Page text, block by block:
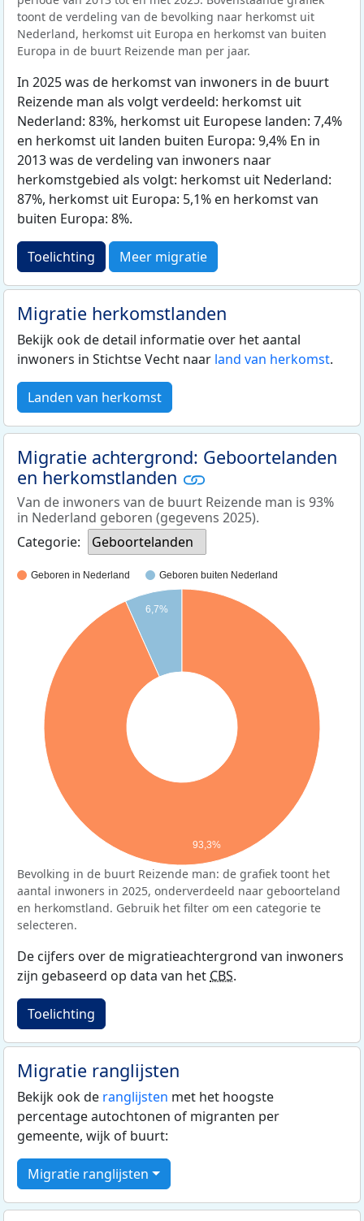
toont de verdeling van de bevolking naar herkomst uit
Nederland, herkomst uit Europa en herkomst van buiten
Europa in de buurt Reizende man per jaar.
In 2025 was de herkomst van inwoners in de buurt
Reizende man als volgt verdeeld: herkomst uit
Nederland: 83%, herkomst uit Europese landen: 7,4%
en herkomst uit landen buiten Europa: 9,4% En in
2013 was de verdeling van inwoners naar
herkomstgebied als volgt: herkomst uit Nederland:
87%, herkomst uit Europa: 5,1% en herkomst van
buiten Europa: 8%.
Toelichting Meer migratie
Migratie herkomstlanden
Bekijk ook de detail informatie over het aantal
inwoners in Stichtse Vecht naar land van herkomst.
Landen van herkomst
Migratie achtergrond: Geboortelanden
en herkomstlanden
Van de inwoners van de buurt Reizende man is 93%
in Nederland geboren (gegevens 2025).
Categorie:
Geboortelanden
Geboren in Nederland Geboren buiten Nederland
6,7%
93,3%
Bevolking in de buurt Reizende man: de grafiek toont het
aantal inwoners in 2025, onderverdeeld naar geboorteland
en herkomstland. Gebruik het filter om een categorie te
selecteren.
De cijfers over de migratieachtergrond van inwoners
zijn gebaseerd op data van het CBS.
Toelichting
Migratie ranglijsten
Bekijk ook de ranglijsten met het hoogste
percentage autochtonen of migranten per
gemeente, wijk of buurt:
Migratie ranglijsten